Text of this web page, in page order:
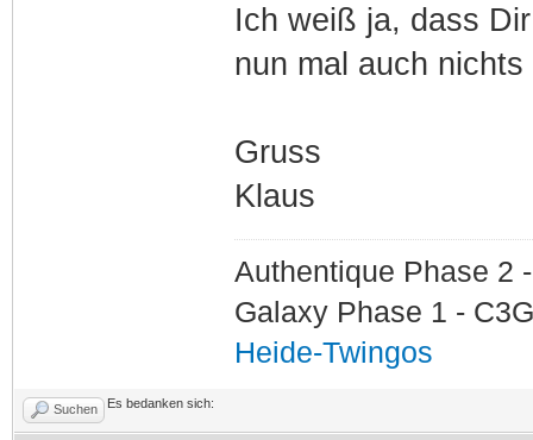
Ich weiß ja, dass
nun mal auch
Gruss
Klaus
Authentique Phase 2
Galaxy Phase 1 -
Heide-Twingos
Suchen Es bedanken sich: